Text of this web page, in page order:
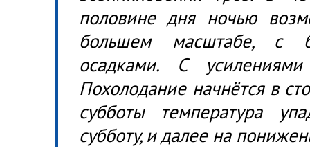
половине дня ночью
большем масштабе, с
осадками. С
Похолодание начнётся в
субботы температура
субботу, и далее на